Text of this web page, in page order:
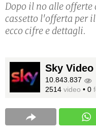
Dopo il no alle
cassetto l'offerta per
ecco cifre e dettagli.
Sky Video
10.843.837
2514 video • 0